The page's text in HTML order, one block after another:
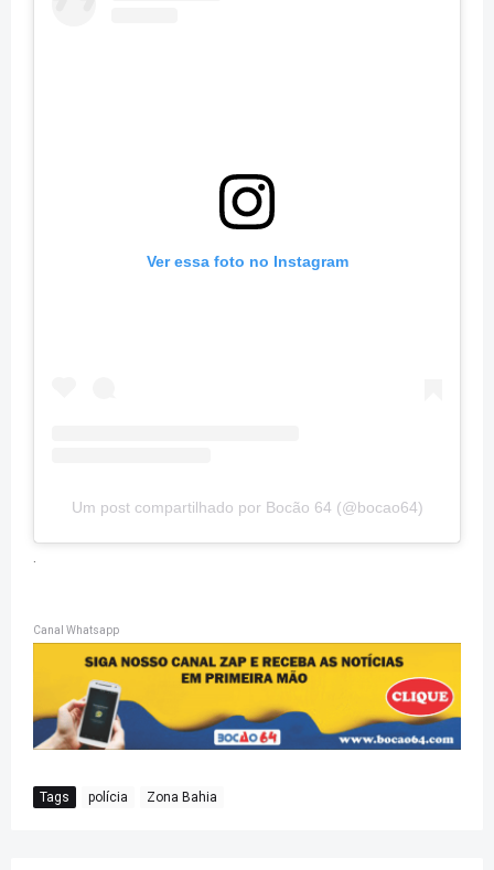
Ver essa foto no Instagram
Um post compartilhado por Bocão 64 (@bocao64)
.
Canal Whatsapp
Tags polícia Zona Bahia